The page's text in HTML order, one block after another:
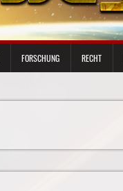
FORSCHUNG RECHT